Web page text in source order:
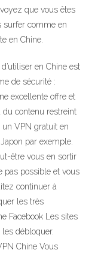
que vous êtes
surfer comme en
en Chine.
en Chine est
de sécurité :
excellente offre et
du contenu restreint
un VPN gratuit en
par exemple.
être vous en sortir
pas possible et vous
continuer à
les très
Facebook Les sites
débloquer.
Chine Vous